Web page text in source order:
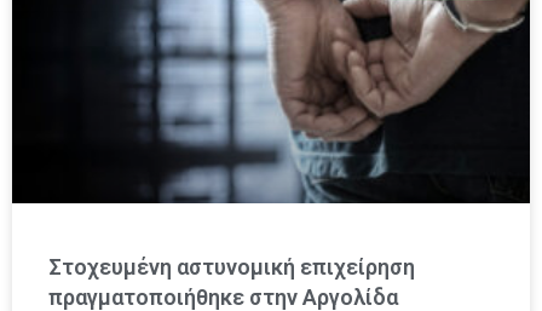
Στοχευμένη αστυνομική επιχείρηση
πραγματοποιήθηκε στην Αργολίδα